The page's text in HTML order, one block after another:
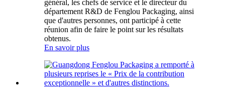
général, les chefs de service et le directeur du
département R&D de Fenglou Packaging, ainsi
que d'autres personnes, ont participé à cette
réunion afin de faire le point sur les résultats
obtenus.
En savoir plus